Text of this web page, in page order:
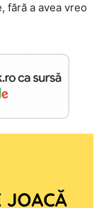
fără a avea vreo